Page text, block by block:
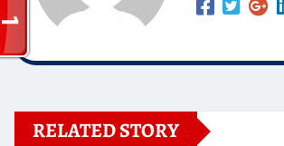
RELATED STORY